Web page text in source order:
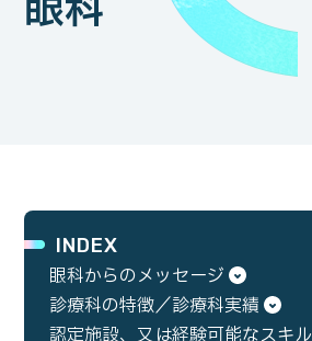
INDEX
眼科からのメッセージ
診療科の特徴／診療科実績
認定施設、又は経験可能なスキル